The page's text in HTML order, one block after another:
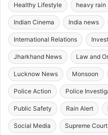
Healthy Lifestyle heavy rain
Indian Cinema India news
International Relations
Jharkhand News Law and
Lucknow News Monsoon
Police Action Police
Public Safety Rain Alert
Social Media Supreme Court